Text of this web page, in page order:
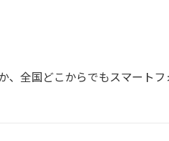
全国どこからでもスマートフ